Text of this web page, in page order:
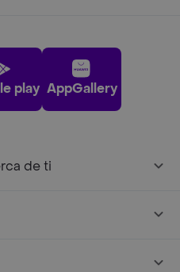
play AppGallery
de ti